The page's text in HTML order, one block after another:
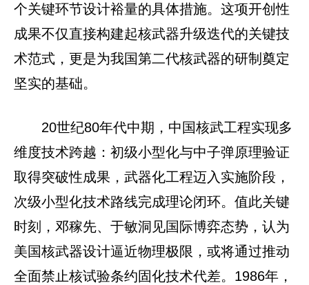
个关键环节设计裕量的具体措施。这项开创性
成果不仅直接构建起核武器升级迭代的关键技
术范式，更是为我国第二代核武器的研制奠定
坚实的基础。
20世纪80年代中期，中国核武工程实现多
维度技术跨越：初级小型化与中子弹原理验证
取得突破性成果，武器化工程迈入实施阶段，
次级小型化技术路线完成理论闭环。值此关键
时刻，邓稼先、于敏洞见国际博弈态势，认为
美国核武器设计逼近物理极限，或将通过推动
全面禁止核试验条约固化技术代差。1986年，